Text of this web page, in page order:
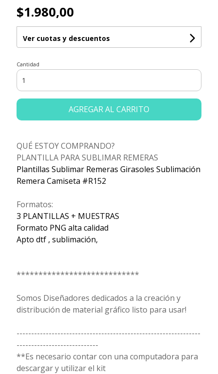
$1.980,00
Ver cuotas y descuentos
Cantidad
AGREGAR AL CARRITO
QUÉ ESTOY COMPRANDO?
PLANTILLA PARA SUBLIMAR REMERAS
Plantillas Sublimar Remeras Girasoles Sublimación
Remera Camiseta #R152
Formatos:
3 PLANTILLAS + MUESTRAS
Formato PNG alta calidad
Apto dtf , sublimación,
****************************
Somos Diseñadores dedicados a la creación y
distribución de material gráfico listo para usar!
---------------------------------------------------------------
----------------------------
**Es necesario contar con una computadora para
descargar y utilizar el kit